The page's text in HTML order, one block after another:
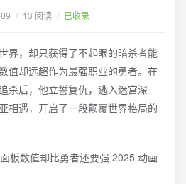
/ 13 阅读 / 已收录
界，却只获得了不起眼的暗杀者能
值却远超作为最强职业的勇者。在
杀后，他立誓复仇，逃入迷宫深
相遇，开启了一段颠覆世界格局的